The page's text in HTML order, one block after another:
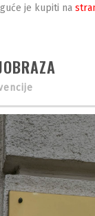
je kupiti na